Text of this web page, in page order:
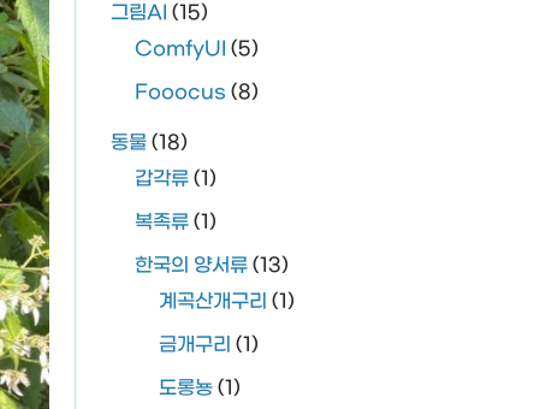
그림AI (15)
ComfyUI (5)
Fooocus (8)
동물(18)
갑각류(1)
복족류(1)
한국의 양서류(13)
계곡산개구리 (1)
금개구리 (1)
도롱뇽(1)